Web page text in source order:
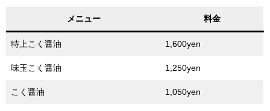
メニュー 料金
特上こく醤油 1,600yen
味玉こく醤油 1,250yen
こく醤油 1,050yen